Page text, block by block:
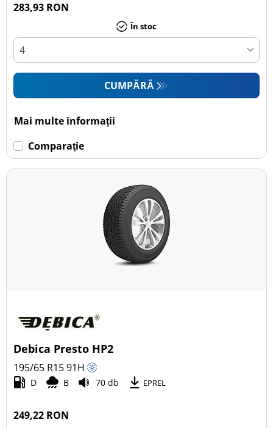
283,93 RON
În stoc
CUMPĂRĂ
Mai multe informații
Comparaţie
Debica Presto HP2
195/65 R1591H
D B 70 db EPREL
249,22 RON